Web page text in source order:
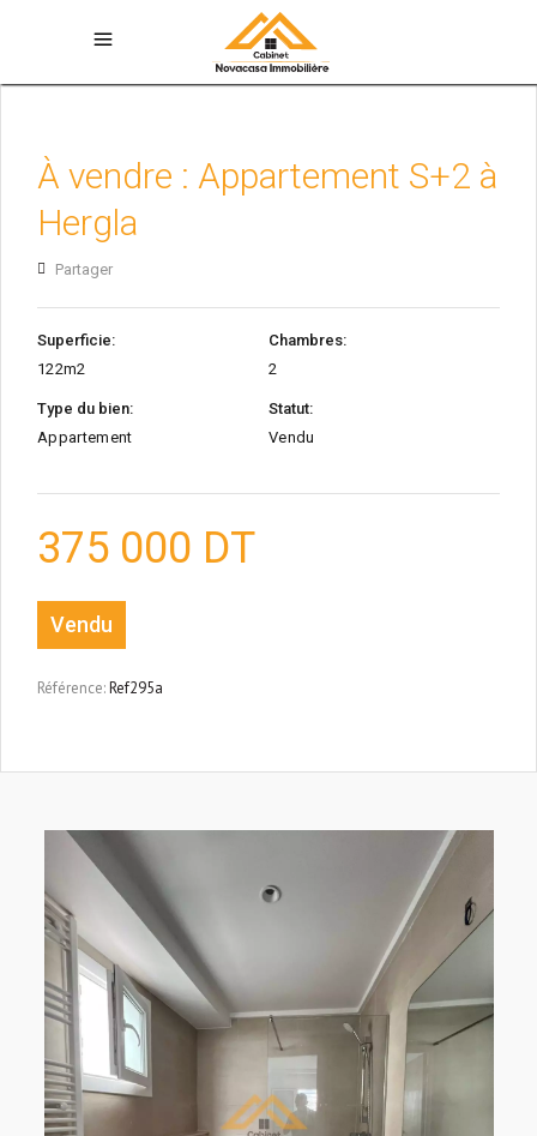
À vendre : Appartement S+2 à
Hergla
Partager
Superficie:
122m2
Chambres:
2
Type du bien:
Appartement
Statut:
Vendu
375 000 DT
Vendu
Référence:Ref295a